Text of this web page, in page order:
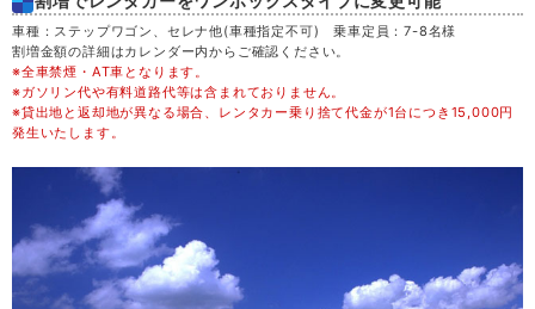
木 20
金 21
土 22
24
車種：ステップワゴン、セレナ他(車種指定不可) 乗車定員：7-8名様
割増金額の詳細はカレンダー内からご確認ください。
※全車禁煙・AT車となります。
※ガソリン代や有料道路代等は含まれておりません。
※貸出地と返却地が異なる場合、レンタカー乗り捨て代金が1台につき15,000円
発生いたします。